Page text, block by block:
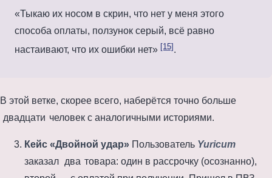
Тыкаю их носом в скрин, что нет у меня этого
способа оплаты, ползунок серый, всё равно
настаивают, что их ошибки нет
[15].
В этой ветке, скорее всего, наберётся точно больше
двадцати человек с аналогичными историями.
Кейс «Двойной удар» Пользователь Yuricum
заказал два товара: один в рассрочку (осознанно),